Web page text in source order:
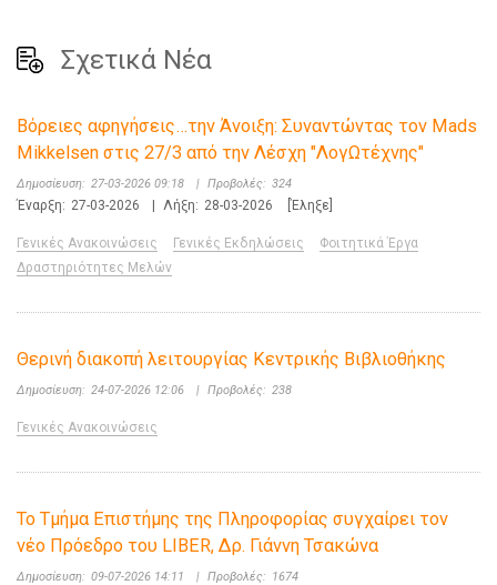
Σχετικά Νέα
Βόρειες αφηγήσεις…την Άνοιξη: Συναντώντας τον Mads
Mikkelsen στις 27/3 από την Λέσχη "ΛογΩτέχνης"
Δημοσίευση: 27-03-2026 09:18 | Προβολές: 324
Έναρξη: 27-03-2026 Λήξη: 28-03-2026 [Έληξε]
Γενικές Ανακοινώσεις Γενικές Εκδηλώσεις
Φοιτητικά Έργα
Δραστηριότητες Μελών
Θερινή διακοπή λειτουργίας Κεντρικής Βιβλιοθήκης
Δημοσίευση: 24-07-2026 12:06 | Προβολές: 238
Γενικές Ανακοινώσεις
Το Τμήμα Επιστήμης της Πληροφορίας συγχαίρει τον
νέο Πρόεδρο του LIBER, Δρ. Γιάννη Τσακώνα
Δημοσίευση: 09-07-2026 14:11 | Προβολές: 1674